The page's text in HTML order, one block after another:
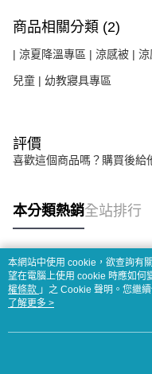
商品相關分類 (2)
| 涼夏降溫專區 | 涼感被 |
兒童 | 幼教寢具專區
評價
喜歡這個商品嗎？購買後給
本分類熱銷全站排行
熱門標籤
本網站中使用 cookie，欲查詢有
望在電腦上使用 cookie 時應如何
權條款 」之 Cookie 聲明。您繼
用條款之 Cookie 聲明使用 cookie
了解更多 >